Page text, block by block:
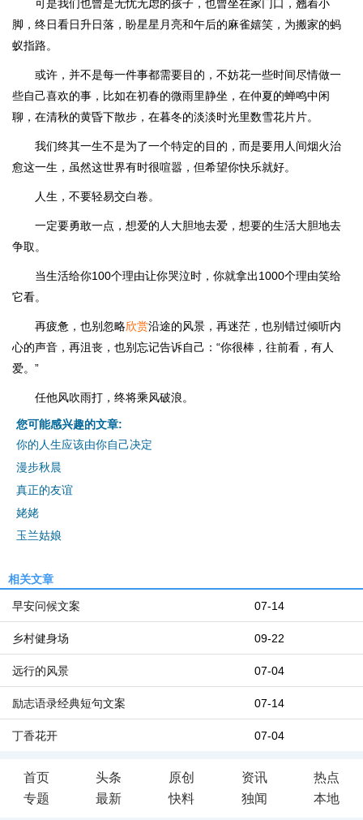
可是我们也曾是无忧无虑的孩子，也曾坐在家门口，翘着小
脚，终日看日升日落，盼星星月亮和午后的麻雀嬉笑，为搬家的蚂
蚁指路。
或许，并不是每一件事都需要目的，不妨花一些时间尽情做一
些自己喜欢的事，比如在初春的微雨里静坐，在仲夏的蝉鸣中闲
聊，在清秋的黄昏下散步，在暮冬的淡淡时光里数雪花片片。
我们终其一生不是为了一个特定的目的，而是要用人间烟火治
愈这一生，虽然这世界有时很喧嚣，但希望你快乐就好。
人生，不要轻易交白卷。
一定要勇敢一点，想爱的人大胆地去爱，想要的生活大胆地去
争取。
当生活给你100个理由让你哭泣时，你就拿出1000个理由笑给
它看。
再疲惫，也别忽略欣赏沿途的风景，再迷茫，也别错过倾听内
心的声音，再沮丧，也别忘记告诉自己：“你很棒，往前看，有人
爱。”
任他风吹雨打，终将乘风破浪。
您可能感兴趣的文章:
你的人生应该由你自己决定
漫步秋晨
真正的友谊
姥姥
玉兰姑娘
相关文章
07-14
早安问候文案
09-22
乡村健身场
07-04
远行的风景
07-14
励志语录经典短句文案
07-04
丁香花开
首页 头条 原创 资讯
热点
专题
最新 快料 独闻 本地